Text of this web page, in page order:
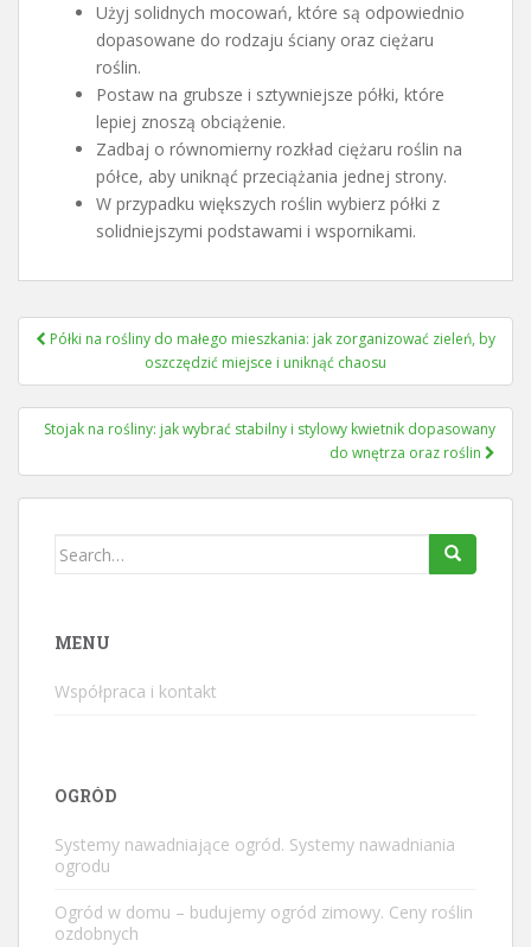
Użyj solidnych mocowań, które są odpowiednio
dopasowane do rodzaju ściany oraz ciężaru
roślin.
Postaw na grubsze i sztywniejsze półki, które
lepiej znoszą obciążenie.
Zadbaj o równomierny rozkład ciężaru roślin na
półce, aby uniknąć przeciążania jednej strony.
W przypadku większych roślin wybierz półki z
solidniejszymi podstawami i wspornikami.
Nawigacja
Półki na rośliny do małego mieszkania: jak zorganizować zieleń, by
oszczędzić miejsce i uniknąć chaosu
Stojak na rośliny: jak wybrać stabilny i stylowy kwietnik dopasowany
do wnętrza oraz roślin
Search
MENU
Współpraca i kontakt
OGRÓD
Systemy nawadniające ogród. Systemy nawadniania
ogrodu
Ogród w domu – budujemy ogród zimowy. Ceny roślin
ozdobnych